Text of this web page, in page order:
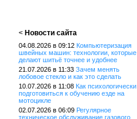
< Новости сайта
04.08.2026 в 09:12 Компьютеризация
швейных машин: технологии, которые
делают шитьё точнее и удобнее
21.07.2026 в 11:33 Зачем менять
лобовое стекло и как это сделать
10.07.2026 в 11:08 Как психологически
подготовиться к обучению езде на
мотоцикле
02.07.2026 в 06:09 Регулярное
техническое обслуживание газового